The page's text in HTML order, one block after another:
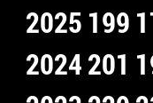
2025 199
2024201